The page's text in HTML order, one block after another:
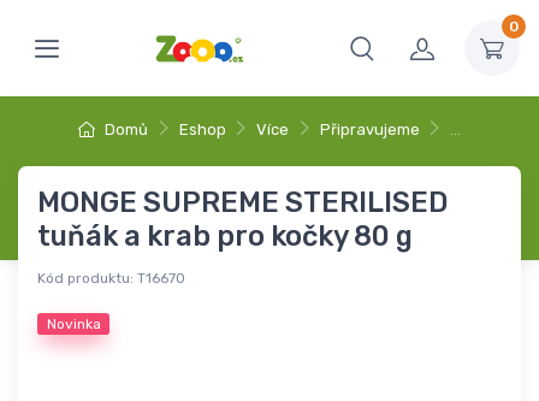
0
Domů Eshop Více Připravujeme …
MONGE SUPREME STERILISED
tuňák a krab pro kočky 80 g
Kód produktu: T16670
Novinka